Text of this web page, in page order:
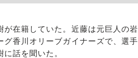
在籍していた。近藤は元巨人の岩
香川オリーブガイナーズで、選手
話を聞いた。